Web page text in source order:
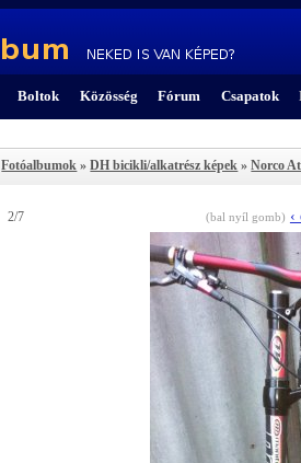
Boltok Közösség Fórum Csapatok
Fotóalbumok »DH bicikli/alkatrész képek »Norco
2/7 (bal nyíl gomb) ‹